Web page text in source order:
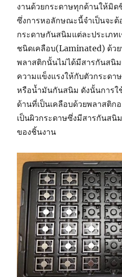
งานด้วยกระดาษทุกด้านให้มิด
ซึ่งการหอลักษณะนี้จำเป็นจะต้
กระดาษกันสนิมแต่ละประเภท
ชนิดเคลือบ(Laminated) ด้ว
พลาสติกนั้นไม่ได้มีสารกันสนิม
ความแข็งแรงให้กับตัวกระด
หรือน้ำมันกันสนิม ดังนั้นการใ
ด้านที่เป็นเคลือบด้วยพลาสติก
เป็นผิวกระดาษซึ่งมีสารกันสนิ
ของชิ้นงาน